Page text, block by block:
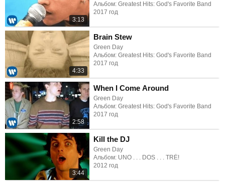
3:13
Альбом: Greatest Hits: God's Favorite Band
2017 год
4:33
Brain Stew
Green Day
Альбом: Greatest Hits: God's Favorite Band
2017 год
2:58
When I Come Around
Green Day
Альбом: Greatest Hits: God's Favorite Band
2017 год
3:44
Kill the DJ
Green Day
Альбом: UNO . . . DOS . . . TRÉ!
2012 год